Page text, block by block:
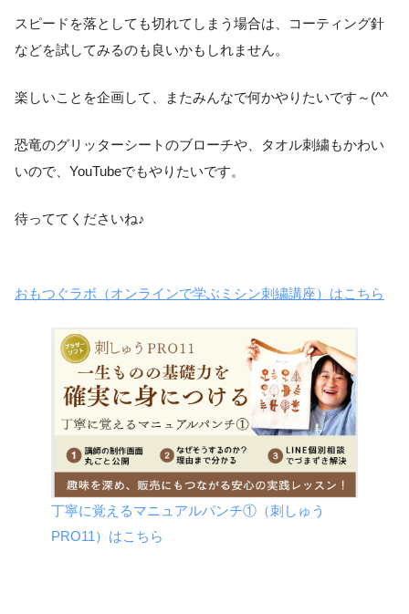
スピードを落としても切れてしまう場合は、コーティング針
などを試してみるのも良いかもしれません。
楽しいことを企画して、またみんなで何かやりたいです～(^^
恐竜のグリッターシートのブローチや、タオル刺繍もかわい
いので、YouTubeでもやりたいです。
待っててくださいね♪
おもつぐラボ（オンラインで学ぶミシン刺繍講座）はこちら
丁寧に覚えるマニュアルパンチ①（刺しゅう
PRO11）はこちら